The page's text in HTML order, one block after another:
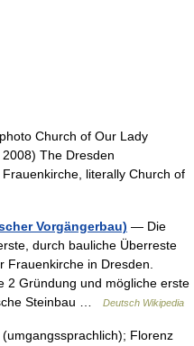
Church of Our Lady
The Dresden
literally Church of
Vorgängerbau) — Die
durch bauliche Überreste
Frauenkirche in Dresden.
2 Gründung und mögliche erste
Steinbau …
Deutsch Wikipedia
Florenz